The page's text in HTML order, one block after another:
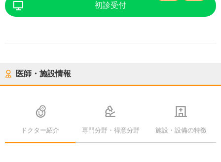
初診受付
医師・施設情報
ドクター紹介 専門分野・得意分野 施設・設備の特徴